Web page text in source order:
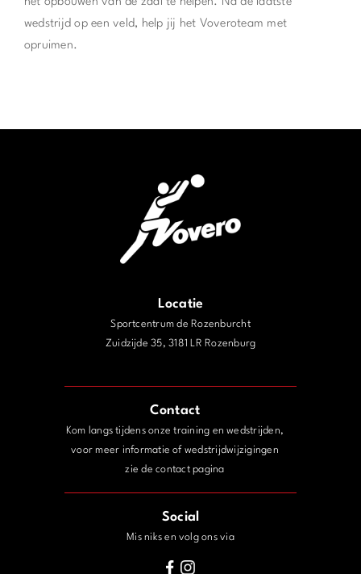
wedstrijd op een veld, help jij het Voveroteam met
opruimen.
Locatie
Sportcentrum de Rozenburcht
Zuidzijde 35, 3181 LR Rozenburg
Contact
Kom langs tijdens onze training en wedstrijden,
voor meer informatie of wedstrijdwijzigingen
zie de contact pagina
Social
Mis niks en volg ons via